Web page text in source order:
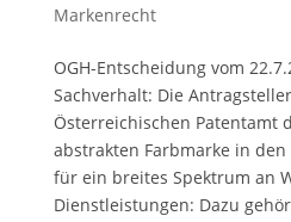
Markenrecht
OGH-Entscheidung vom
Sachverhalt: Die
Österreichischen Patentamt
abstrakten Farbmarke in
für ein breites Spektrum an
Dienstleistungen: Dazu